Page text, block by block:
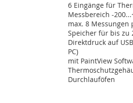
6 Eingänge für
Messbereich -
max. 8 Messungen
Speicher für bis zu
Direktdruck auf
PC)
mit PaintView
Durchlauföfen